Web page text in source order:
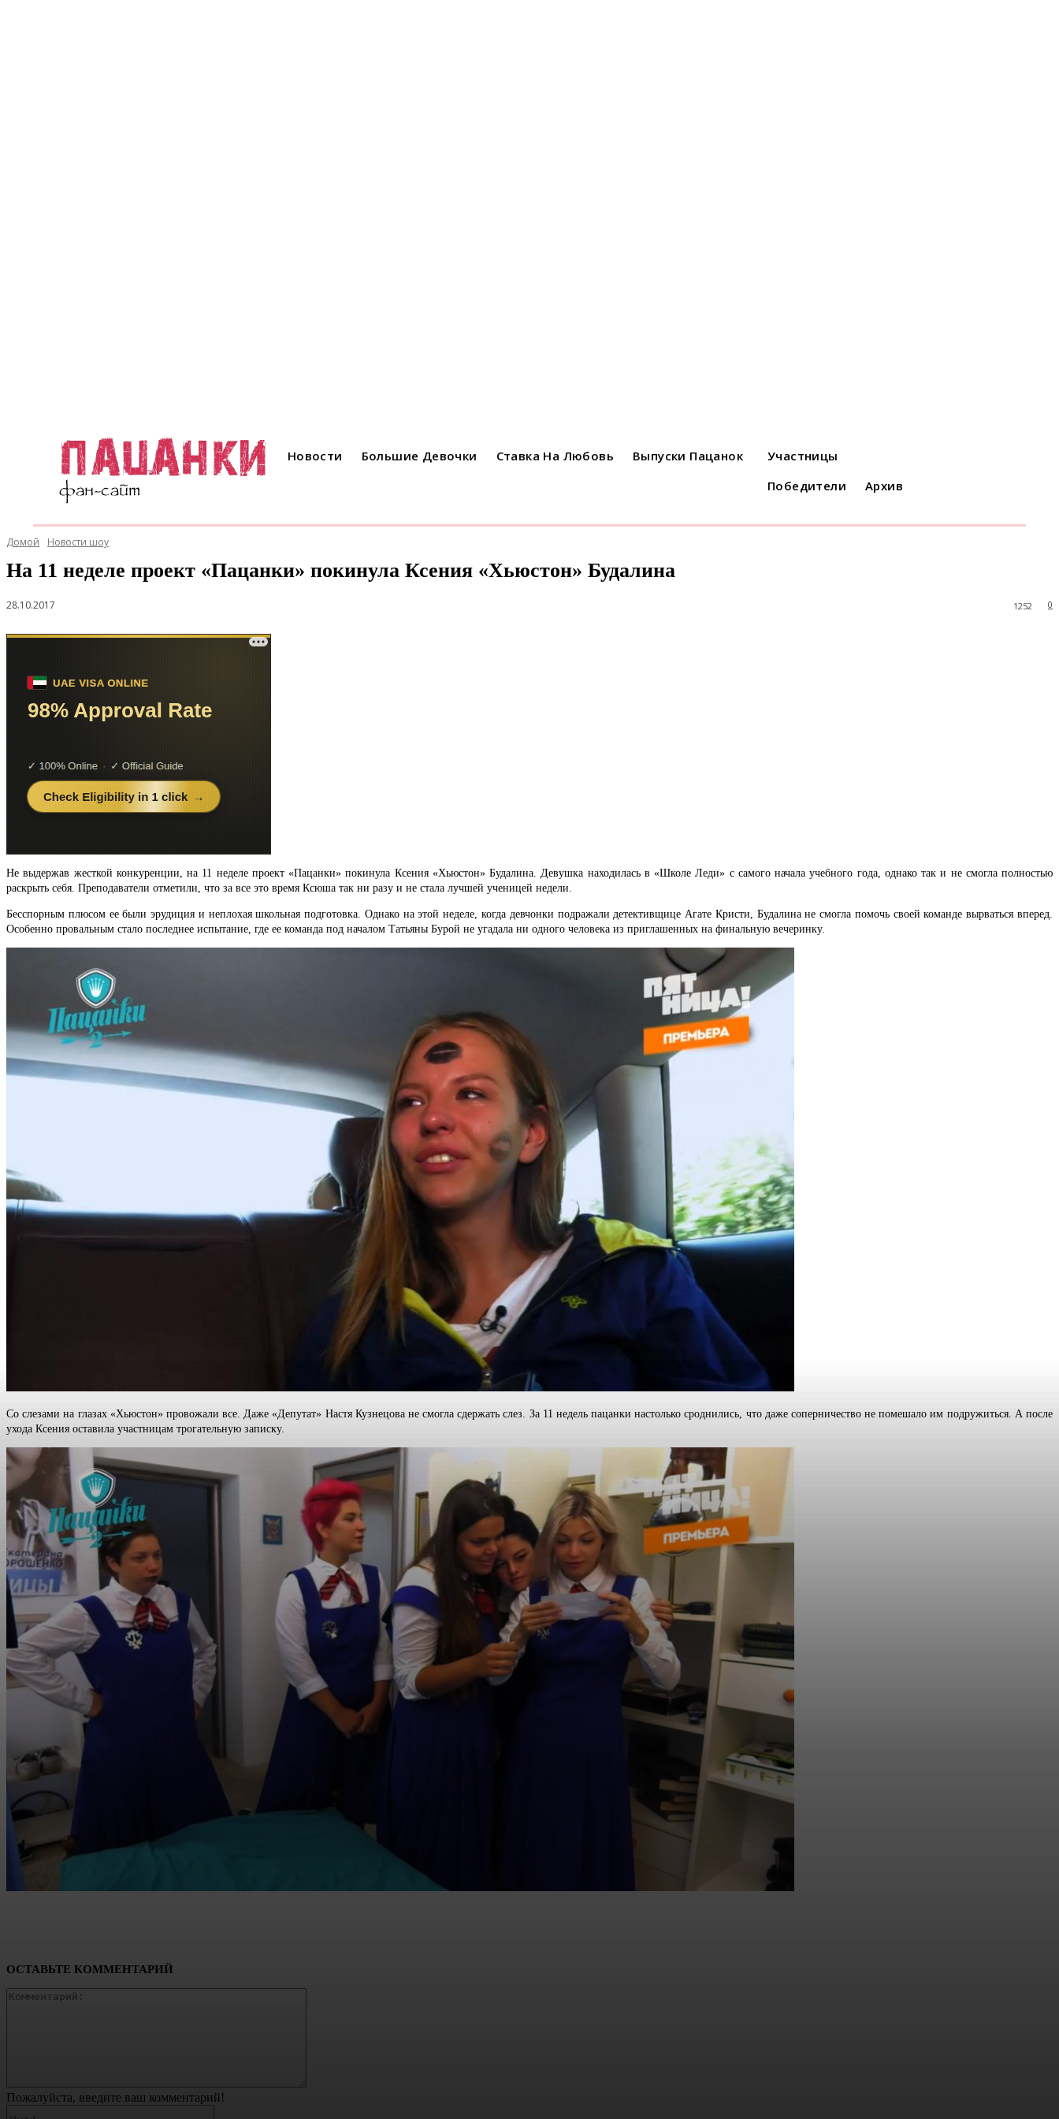
Новости Большие Девочки Ставка На Любовь Выпуски Пацанок
Участницы
Победители
Архив
Домой Новости шоу
На 11 неделе проект «Пацанки» покинула Ксения «Хьюстон» Будалина
28.10.2017 0
1252
Не выдержав жесткой конкуренции, на 11 неделе проект «Пацанки» покинула Ксения «Хьюстон» Будалина. Девушка находилась в «Школе Леди» с самого начала учебного года, однако так и не смогла полностью
раскрыть себя. Преподаватели отметили, что за все это время Ксюша так ни разу и не стала лучшей ученицей недели.
Бесспорным плюсом ее были эрудиция и неплохая школьная подготовка. Однако на этой неделе, когда девчонки подражали детективщице Агате Кристи, Будалина не смогла помочь своей команде вырваться вперед.
Особенно провальным стало последнее испытание, где ее команда под началом Татьяны Бурой не угадала ни одного человека из приглашенных на финальную вечеринку.
Со слезами на глазах «Хьюстон» провожали все. Даже «Депутат» Настя Кузнецова не смогла сдержать слез. За 11 недель пацанки настолько сроднились, что даже соперничество не помешало им подружиться. А после
ухода Ксения оставила участницам трогательную записку.
ОСТАВЬТЕ КОММЕНТАРИЙ
Пожалуйста, введите ваш комментарий!